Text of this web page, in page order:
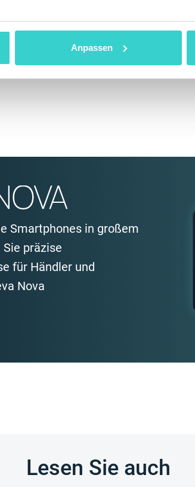
Anpassen
daran,
Managerin bei der NSYS Group.
des Events und freuen uns
Smartphones in großem
präzise
für Händler und
Nova
Lesen Sie auch